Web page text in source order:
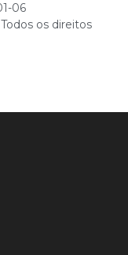
06
os direitos